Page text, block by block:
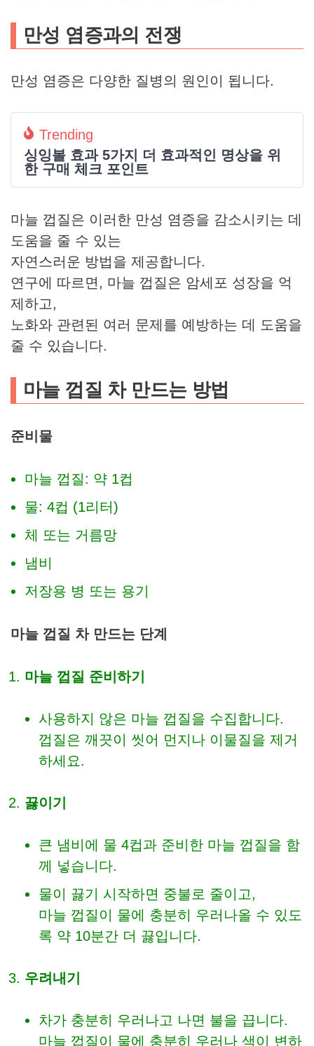
만성 염증과의 전쟁
만성 염증은 다양한 질병의 원인이 됩니다.
Trending
싱잉볼 효과 5가지 더 효과적인 명상을 위
한 구매 체크 포인트
마늘 껍질은 이러한 만성 염증을 감소시키는 데
도움을 줄 수 있는
자연스러운 방법을 제공합니다.
연구에 따르면, 마늘 껍질은 암세포 성장을 억
제하고,
노화와 관련된 여러 문제를 예방하는 데 도움을
줄 수 있습니다.
마늘 껍질 차 만드는 방법
준비물
마늘 껍질: 약 1컵
물: 4컵 (1리터)
체 또는 거름망
냄비
저장용 병 또는 용기
마늘 껍질 차 만드는 단계
마늘 껍질 준비하기
사용하지 않은 마늘 껍질을 수집합니다.
껍질은 깨끗이 씻어 먼지나 이물질을 제거
하세요.
끓이기
큰 냄비에 물 4컵과 준비한 마늘 껍질을 함
께 넣습니다.
물이 끓기 시작하면 중불로 줄이고,
마늘 껍질이 물에 충분히 우러나올 수 있도
록 약 10분간 더 끓입니다.
우려내기
차가 충분히 우러나고 나면 불을 끕니다.
마늘 껍질이 물에 충분히 우러나 색이 변하